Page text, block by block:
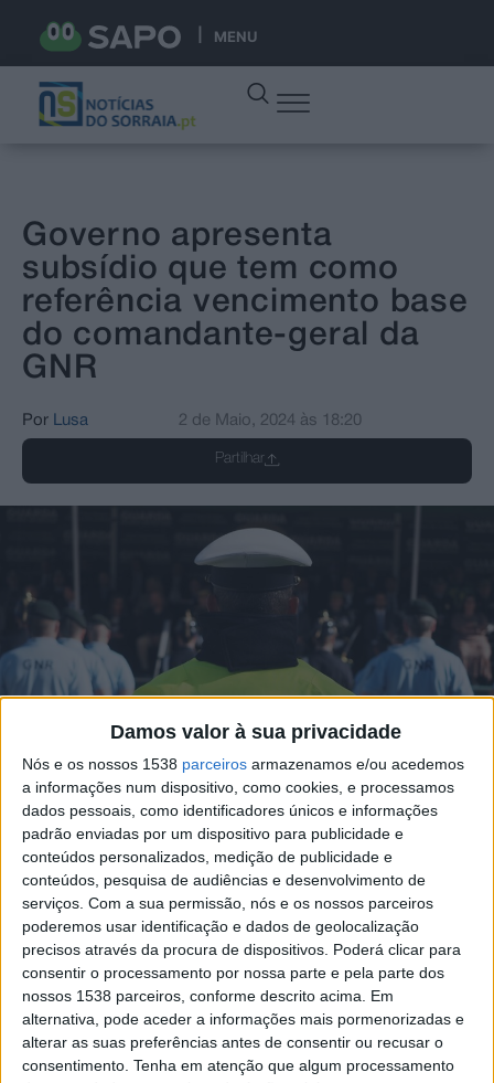
Damos valor à sua privacidade
Nós e os nossos 1538 parceiros armazenamos e/ou acedemos
a informações num dispositivo, como cookies, e processamos
dados pessoais, como identificadores únicos e informações
padrão enviadas por um dispositivo para publicidade e
conteúdos personalizados, medição de publicidade e
conteúdos, pesquisa de audiências e desenvolvimento de
serviços. Com a sua permissão, nós e os nossos parceiros
poderemos usar identificação e dados de geolocalização
precisos através da procura de dispositivos. Poderá clicar para
consentir o processamento por nossa parte e pela parte dos
nossos 1538 parceiros, conforme descrito acima. Em
alternativa, pode aceder a informações mais pormenorizadas e
alterar as suas preferências antes de consentir ou recusar o
consentimento. Tenha em atenção que algum processamento
MENU
Governo apresenta
subsídio que tem como
referência vencimento base
do comandante-geral da
GNR
Por Lusa 2 de Maio, 2024 às 18:20
Partilhar
Foto por: IMAGEM ILUSTRATIVA / ARQUIVO
O Governo apresentou hoje às associações
socioprofissionais da GNR um subsídio que
tem como referência o vencimento base do
comandante-geral da Guarda Nacional